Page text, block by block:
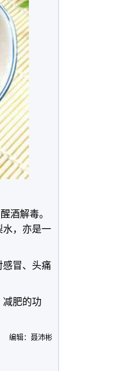
酒解毒。
水，亦是一
感冒、头痛
减肥的功
编辑：聂沛彬